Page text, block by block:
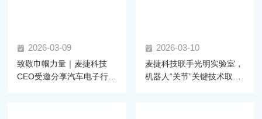
2026-03-09
致敬巾帼力量｜麦捷科技
CEO受邀分享汽车电子行业
2026-03-10
麦捷科技联手光明实验室，
机器人“关节”关键技术取得